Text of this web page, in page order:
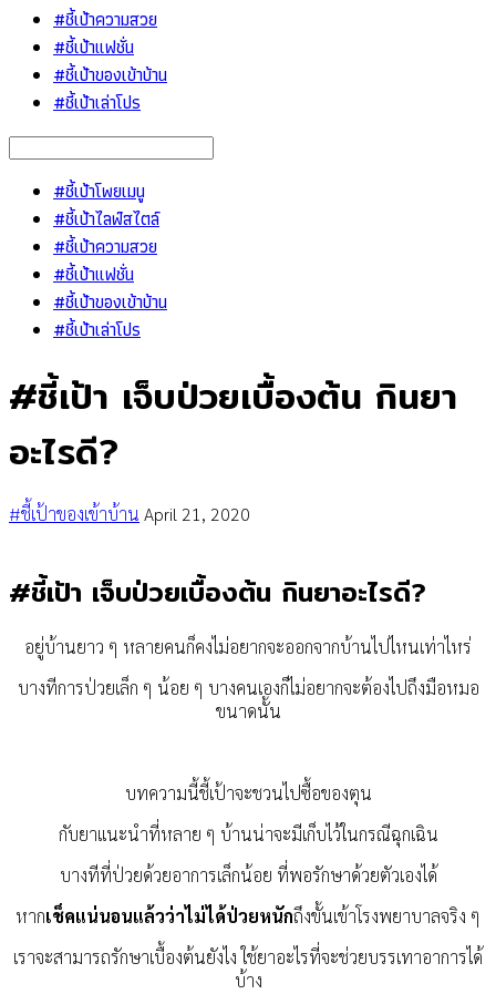
#ชี้เป้าความสวย
#ชี้เป้าแฟชั่น
#ชี้เป้าของเข้าบ้าน
#ชี้เป้าเล่าโปร
#ชี้เป้าโพยเมนู
#ชี้เป้าไลฟ์สไตล์
#ชี้เป้าความสวย
#ชี้เป้าแฟชั่น
#ชี้เป้าของเข้าบ้าน
#ชี้เป้าเล่าโปร
#ชี้เป้า เจ็บป่วยเบื้องต้น กินยา
อะไรดี?
#ชี้เป้าของเข้าบ้าน April 21, 2020
#ชี้เป้า เจ็บป่วยเบื้องต้น กินยาอะไรดี?
อยู่บ้านยาว ๆ หลายคนก็คงไม่อยากจะออกจากบ้านไปไหนเท่าไหร่
บางทีการป่วยเล็ก ๆ น้อย ๆ บางคนเองก็ไม่อยากจะต้องไปถึงมือหมอ
ขนาดนั้น
บทความนี้ชี้เป้าจะชวนไปซื้อของตุน
กับยาแนะนำที่หลาย ๆ บ้านน่าจะมีเก็บไว้ในกรณีฉุกเฉิน
บางทีที่ป่วยด้วยอาการเล็กน้อย ที่พอรักษาด้วยตัวเองได้
หากเช็คแน่นอนแล้วว่าไม่ได้ป่วยหนักถึงขั้นเข้าโรงพยาบาลจริง ๆ
เราจะสามารถรักษาเบื้องต้นยังไง ใช้ยาอะไรที่จะช่วยบรรเทาอาการได้
บ้าง